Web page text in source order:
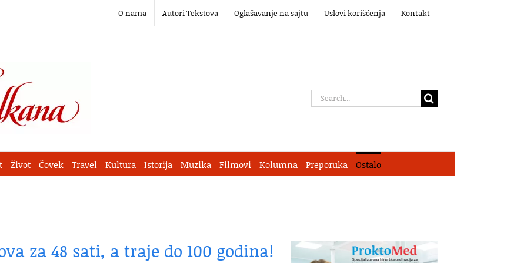
O nama Autori Tekstova Oglašavanje na sajtu Uslovi korišćenja Kontakt
Search
Život Čovek Travel Kultura Istorija Muzika Filmovi Kolumna Preporuka Ostalo
za 48 sati, a traje do 100 godina!